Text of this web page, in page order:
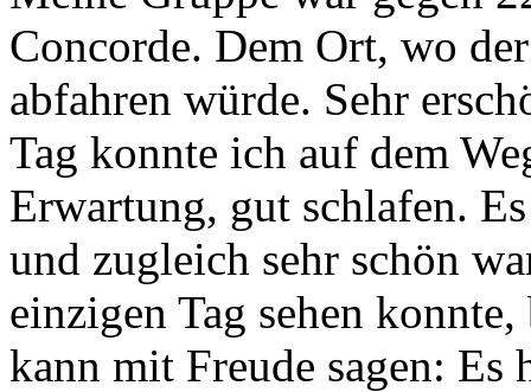
Concorde. Dem Ort, wo
abfahren würde. Sehr
Tag konnte ich auf dem
Erwartung, gut schlafen.
und zugleich sehr schön
einzigen Tag sehen
kann mit Freude sagen: Es